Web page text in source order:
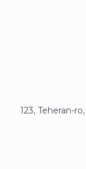
123, Teheran-